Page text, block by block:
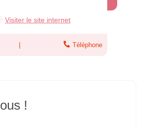
Visiter le site internet
Téléphone
!